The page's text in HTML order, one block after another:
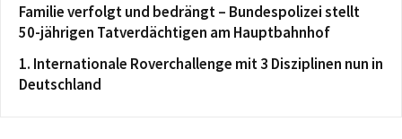
Familie verfolgt und bedrängt – Bundespolizei stellt
50-jährigen Tatverdächtigen am Hauptbahnhof
1. Internationale Roverchallenge mit 3 Disziplinen nun in
Deutschland